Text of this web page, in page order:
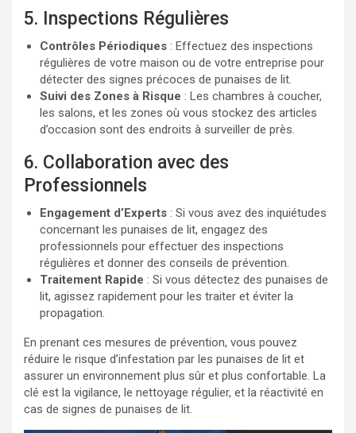
5. Inspections Régulières
Contrôles Périodiques : Effectuez des inspections
régulières de votre maison ou de votre entreprise pour
détecter des signes précoces de punaises de lit.
Suivi des Zones à Risque : Les chambres à coucher,
les salons, et les zones où vous stockez des articles
d’occasion sont des endroits à surveiller de près.
6. Collaboration avec des
Professionnels
Engagement d’Experts : Si vous avez des inquiétudes
concernant les punaises de lit, engagez des
professionnels pour effectuer des inspections
régulières et donner des conseils de prévention.
Traitement Rapide : Si vous détectez des punaises de
lit, agissez rapidement pour les traiter et éviter la
propagation.
En prenant ces mesures de prévention, vous pouvez
réduire le risque d’infestation par les punaises de lit et
assurer un environnement plus sûr et plus confortable. La
clé est la vigilance, le nettoyage régulier, et la réactivité en
cas de signes de punaises de lit.